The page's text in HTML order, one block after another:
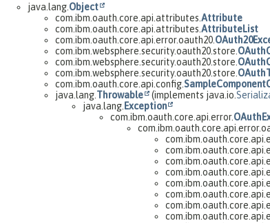
java.lang. Object
com.ibm.oauth.core.api.attributes. Attribute
com.ibm.oauth.core.api.attributes. AttributeList
com.ibm.oauth.core.api.error.oauth20.
com.ibm.websphere.security.oauth20.store.
com.ibm.websphere.security.oauth20.store.
com.ibm.websphere.security.oauth20.store.
com.ibm.oauth.core.api.config.
java.lang. Throwable (implements java.io.
java.lang. Exception
com.ibm.oauth.core.api.error.